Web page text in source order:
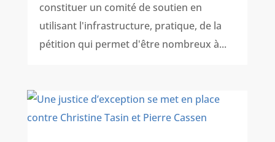
constituer un comité de soutien en
utilisant l'infrastructure, pratique, de la
pétition qui permet d'être nombreux à...